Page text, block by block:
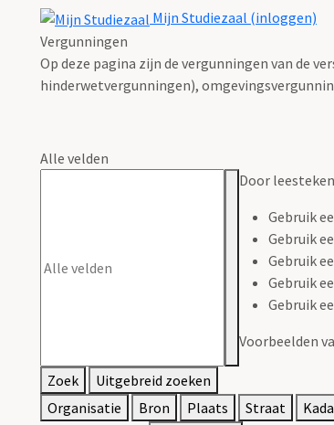
Mijn Studiezaal (inloggen)
Vergunningen
Op deze pagina zijn de vergunningen van de
hinderwetvergunningen),
Alle velden
Door
Gebruik
Gebruik
Gebruik
Gebruik
Gebruik
Voorbeelden
Zoek
Uitgebreid zoeken
Organisatie
Bron Plaats Straat